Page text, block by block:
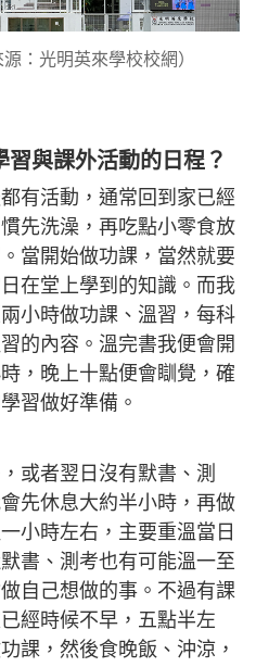
：光明英來學校校網）
與課外活動的日程？
有活動，通常回到家已經
先洗澡，再吃點小零食放
當開始做功課，當然就要
在堂上學到的知識。而我
小時做功課、溫習，每科
的內容。溫完書我便會開
，晚上十點便會瞓覺，確
習做好準備。
或者翌日沒有默書、測
先休息大約半小時，再做
小時左右，主要重溫當日
書、測考也有可能溫一至
自己想做的事。不過有課
經時候不早，五點半左
課，然後食晚飯、沖涼，